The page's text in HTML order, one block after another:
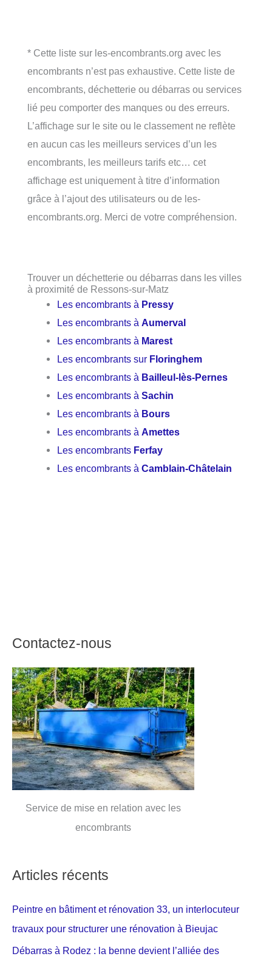
* Cette liste sur les-encombrants.org avec les
encombrants n’est pas exhaustive. Cette liste de
encombrants, déchetterie ou débarras ou services
lié peu comporter des manques ou des erreurs.
L’affichage sur le site ou le classement ne reflète
en aucun cas les meilleurs services d’un les
encombrants, les meilleurs tarifs etc… cet
affichage est uniquement à titre d’information
grâce à l’ajout des utilisateurs ou de les-
encombrants.org. Merci de votre compréhension.
Trouver un déchetterie ou débarras dans les villes
à proximité de Ressons-sur-Matz
Les encombrants à Pressy
Les encombrants àAumerval
Les encombrants à Marest
Les encombrants sur Floringhem
Les encombrants à Bailleul-lès-Pernes
Les encombrants àSachin
Les encombrants à Bours
Les encombrants àAmettes
Les encombrants Ferfay
Les encombrants àCamblain-Châtelain
Contactez-nous
Service de mise en relation avec les
encombrants
Articles récents
Peintre en bâtiment et rénovation 33, un interlocuteur
travaux pour structurer une rénovation à Bieujac
Débarras à Rodez : la benne devient l’alliée des